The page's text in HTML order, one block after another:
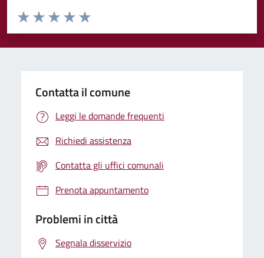
Valuta da 1 a 5 stelle la pagina
Valuta 5 stelle su 5
Valuta 4 stelle su 5
Valuta 3 stelle su 5
Valuta 2 stelle su 5
Valuta 1 stelle su 5
Contatta il comune
Leggi le domande frequenti
Richiedi assistenza
Contatta gli uffici comunali
Prenota appuntamento
Problemi in città
Segnala disservizio